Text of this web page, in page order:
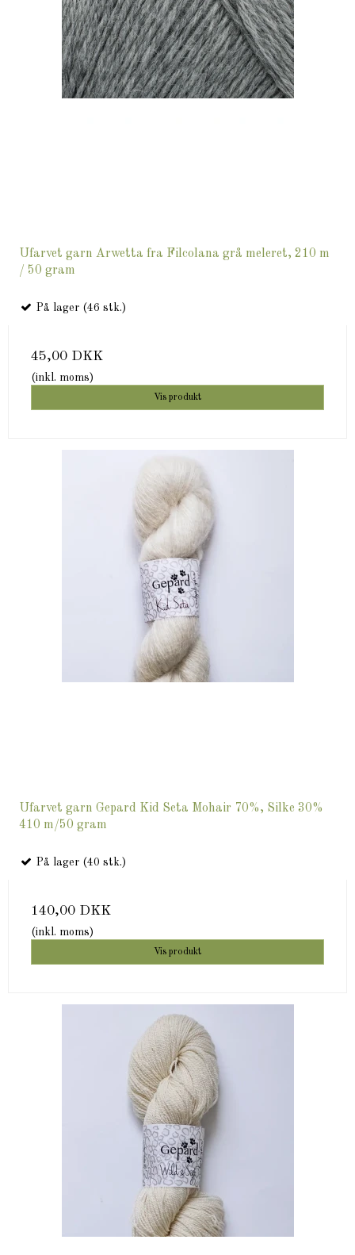
Ufarvet garn Arwetta fra Filcolana grå meleret, 210 m
/ 50 gram
På lager (46 stk.)
45,00 DKK
(inkl. moms)
Vis produkt
Ufarvet garn Gepard Kid Seta Mohair 70%, Silke 30%
410 m/50 gram
På lager (40 stk.)
140,00 DKK
(inkl. moms)
Vis produkt